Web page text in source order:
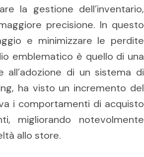
la gestione dell’inventario,
precisione. In questo
e minimizzare le perdite
emblematico è quello di una
di un sistema di
ha visto un incremento del
i comportamenti di acquisto
migliorando notevolmente
allo store.